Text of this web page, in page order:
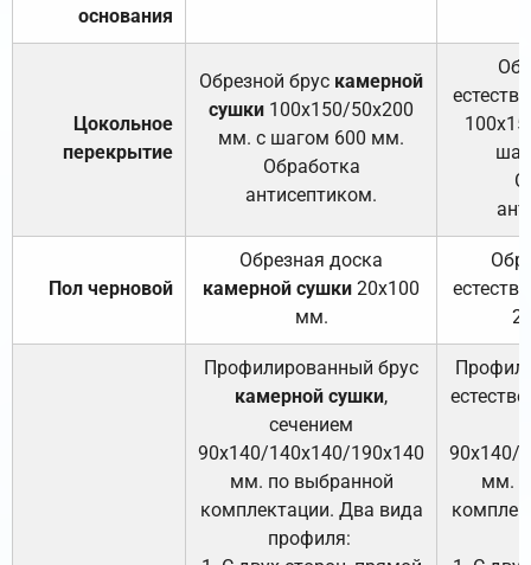
основания
Цокольное
перекрытие
Обрезной брус камерной
сушки 100х150/50х200
мм. с шагом 600 мм.
Обработка
антисептиком.
Пол черновой
Обрезная доска
камерной сушки 20х100
мм.
Профилированный брус
камерной сушки,
сечением
90х140/140х140/190х140
мм. по выбранной
комплектации. Два вида
профиля:
90х140/
мм.